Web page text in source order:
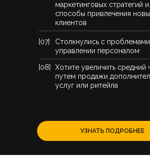
УЗНАТЬ ПОДРОБНЕЕ
маркетинговых стратегий
способы привлечения
клиентов
[07]
Столкнулись с
управлении персоналом
[08]
Хотите увеличить средний
путем продажи
услуг или ритейла